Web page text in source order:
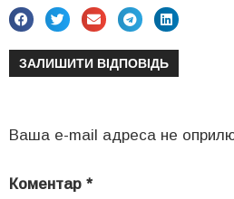
ЗАЛИШИТИ ВІДПОВІДЬ
Ваша e-mail адреса не
Коментар *